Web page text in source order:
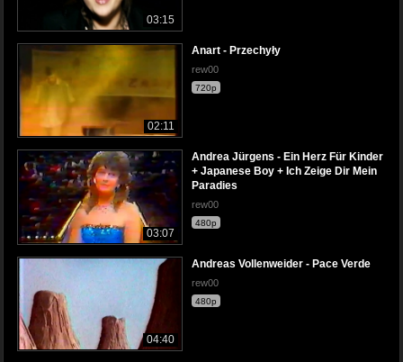
03:15
02:11
Anart - Przechyły
rew00
720p
03:07
Andrea Jürgens - Ein Herz Für Kinder
+ Japanese Boy + Ich Zeige Dir Mein
Paradies
rew00
480p
04:40
Andreas Vollenweider - Pace Verde
rew00
480p